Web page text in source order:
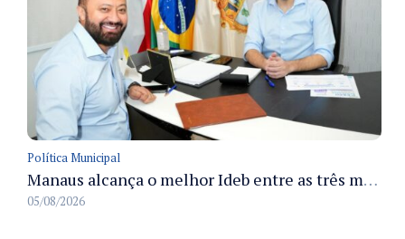
Política Municipal
Manaus alcança o melhor Ideb entre as três maiores redes municipais do país em 2025 com avanço na aprendizagem
05/08/2026